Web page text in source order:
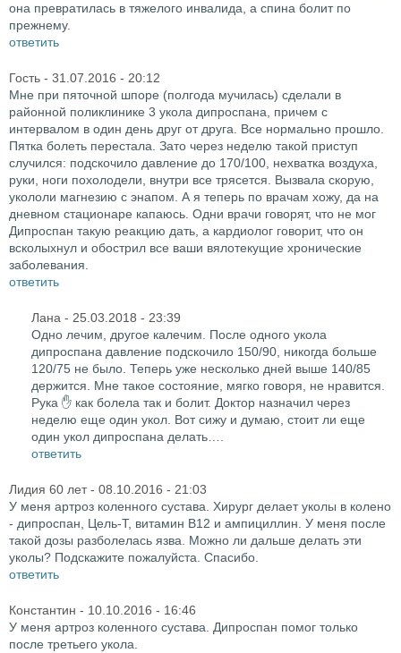
она превратилась в тяжелого инвалида, а спина болит по
прежнему.
ответить
Гость - 31.07.2016 - 20:12
Мне при пяточной шпоре (полгода мучилась) сделали в
районной поликлинике 3 укола дипроспана, причем с
интервалом в один день друг от друга. Все нормально прошло.
Пятка болеть перестала. Зато через неделю такой приступ
случился: подскочило давление до 170/100, нехватка воздуха,
руки, ноги похолодели, внутри все трясется. Вызвала скорую,
укололи магнезию с энапом. А я теперь по врачам хожу, да на
дневном стационаре капаюсь. Одни врачи говорят, что не мог
Дипроспан такую реакцию дать, а кардиолог говорит, что он
всколыхнул и обострил все ваши вялотекущие хронические
заболевания.
ответить
Лана - 25.03.2018 - 23:39
Одно лечим, другое калечим. После одного укола
дипроспана давление подскочило 150/90, никогда больше
120/75 не было. Теперь уже несколько дней выше 140/85
держится. Мне такое состояние, мягко говоря, не нравится.
Рука ✋ как болела так и болит. Доктор назначил через
неделю еще один укол. Вот сижу и думаю, стоит ли еще
один укол дипроспана делать….
ответить
Лидия 60 лет- 08.10.2016 - 21:03
У меня артроз коленного сустава. Хирург делает уколы в колено
- дипроспан, Цель-Т, витамин В12 и ампициллин. У меня после
такой дозы разболелась язва. Можно ли дальше делать эти
уколы? Подскажите пожалуйста. Спасибо.
ответить
Константин - 10.10.2016 - 16:46
У меня артроз коленного сустава. Дипроспан помог только
после третьего укола.